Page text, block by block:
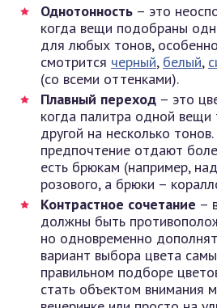
Однотонность – это
когда вещи подобраны
для любых тонов,
смотрится черный, белый,
(со всеми оттенками).
Плавный переход – это
когда палитра одной вещи
другой на несколько
предпочтение отдают
есть брюкам (например,
розового, а брюки –
Контрастное сочетание –
должны быть
но одновременно
вариант выбора цвета
правильном подборе
стать объектом внимания